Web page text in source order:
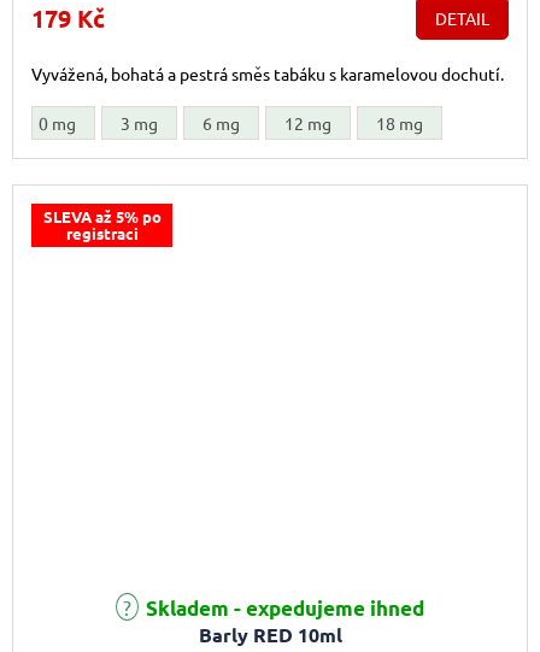
179 Kč DETAIL
Vyvážená, bohatá a pestrá směs tabáku s karamelovou dochutí.
0 mg 3 mg 6 mg 12 mg 18 mg
SLEVA až 5% po
registraci
Barly RED 10ml
Skladem - expedujeme ihned